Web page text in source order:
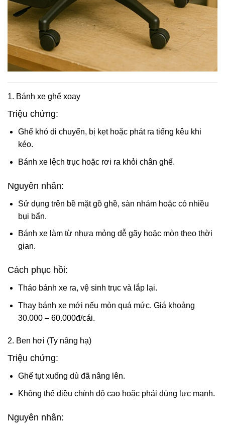
1. Bánh xe ghế xoay
Triệu chứng:
Ghế khó di chuyển, bị kẹt hoặc phát ra tiếng kêu khi
kéo.
Bánh xe lệch trục hoặc rơi ra khỏi chân ghế.
Nguyên nhân:
Sử dụng trên bề mặt gồ ghề, sàn nhám hoặc có nhiều
bụi bẩn.
Bánh xe làm từ nhựa mỏng dễ gãy hoặc mòn theo thời
gian.
Cách phục hồi:
Tháo bánh xe ra, vệ sinh trục và lắp lại.
Thay bánh xe mới nếu mòn quá mức. Giá khoảng
30.000 – 60.000đ/cái.
2. Ben hơi (Ty nâng hạ)
Triệu chứng:
Ghế tụt xuống dù đã nâng lên.
Không thể điều chỉnh độ cao hoặc phải dùng lực mạnh.
Nguyên nhân: